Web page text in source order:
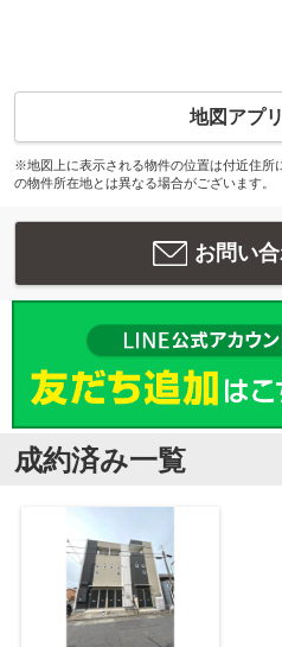
地図アプ
※地図上に表示される物件の位置は付近住所
の物件所在地とは異なる場合がございます。
お問い
成約済み一覧